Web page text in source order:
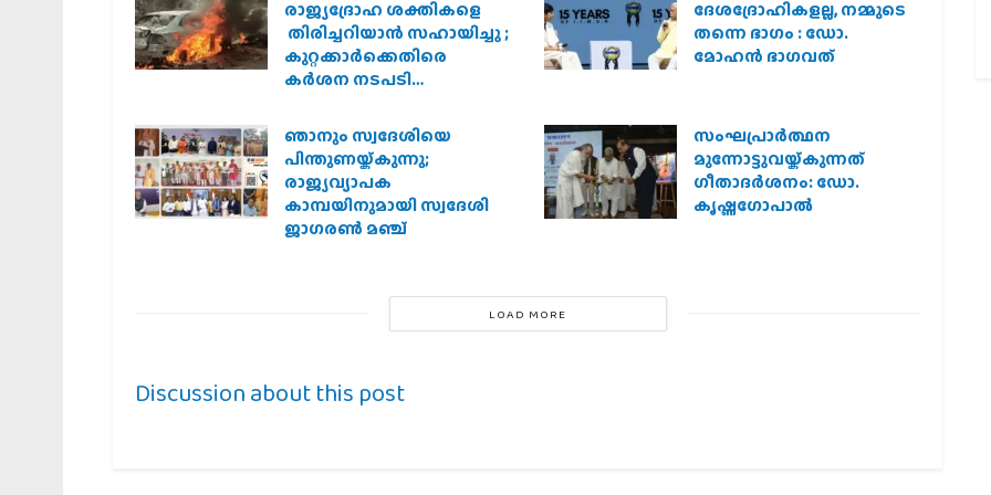
രാജ്യദ്രോഹ ശക്തികളെ
തിരിച്ചറിയാൻ സഹായിച്ചു ;
കുറ്റക്കാർക്കെതിരെ
കർശന നടപടി
പരിഷത്ത്
ദേശദ്രോഹികളല്ല, നമ്മുടെ
തന്നെ ഭാഗം : ഡോ.
മോഹന്‍ ഭാഗവത്
ഞാനും സ്വദേശിയെ
പിന്തുണയ്ക്കുന്നു;
രാജ്യവ്യാപക
കാമ്പയിനുമായി സ്വദേശി
ജാഗരണ്‍ മഞ്ച്
സംഘപ്രാര്‍ത്ഥന
മുന്നോട്ടുവയ്ക്കുന്നത്
ഗീതാദര്‍ശനം: ഡോ.
കൃഷ്ണഗോപാല്‍
LOAD MORE
Discussion about this post